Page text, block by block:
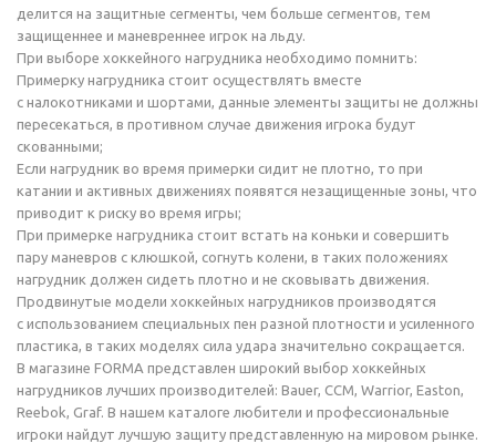
делится на защитные сегменты, чем больше сегментов, тем
защищеннее и маневреннее игрок на льду.
При выборе хоккейного нагрудника необходимо помнить:
Примерку нагрудника стоит осуществлять вместе
с налокотниками и шортами, данные элементы защиты не должны
пересекаться, в противном случае движения игрока будут
скованными;
Если нагрудник во время примерки сидит не плотно, то при
катании и активных движениях появятся незащищенные зоны, что
приводит к риску во время игры;
При примерке нагрудника стоит встать на коньки и совершить
пару маневров с клюшкой, согнуть колени, в таких положениях
нагрудник должен сидеть плотно и не сковывать движения.
Продвинутые модели хоккейных нагрудников производятся
с использованием специальных пен разной плотности и усиленного
пластика, в таких моделях сила удара значительно сокращается.
В магазине FORMA представлен широкий выбор хоккейных
нагрудников лучших производителей: Bauer, CCM, Warrior, Easton,
Reebok, Graf. В нашем каталоге любители и профессиональные
игроки найдут лучшую защиту представленную на мировом рынке.